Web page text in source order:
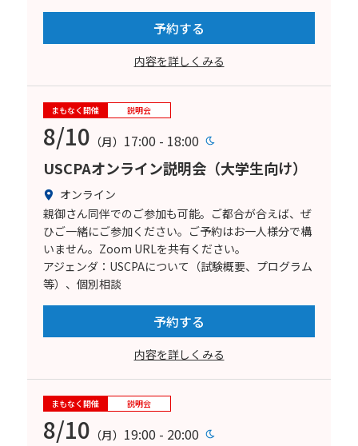
予約する
内容を詳しくみる
まもなく開催 説明会
8/10 （月） 17:00 - 18:00
USCPAオンライン説明会（大学生向け）
オンライン
親御さん同伴でのご参加も可能。ご都合が合えば、ぜ
ひご一緒にご参加ください。ご予約はお一人様分で構
いません。Zoom URLを共有ください。
アジェンダ：USCPAについて（試験概要、プログラム
等）、個別相談
予約する
内容を詳しくみる
まもなく開催 説明会
8/10 （月） 19:00 - 20:00